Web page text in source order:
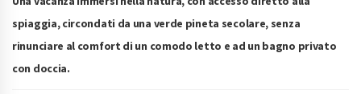
spiaggia, circondati da una verde pineta secolare, senza
rinunciare al comfort di un comodo letto e ad un bagno privato
con doccia.